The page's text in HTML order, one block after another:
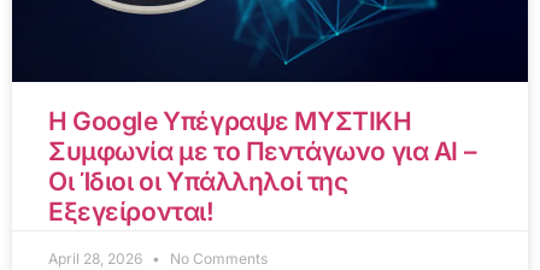
Η Google Υπέγραψε ΜΥΣΤΙΚΗ
Συμφωνία με το Πεντάγωνο για AI –
Οι Ίδιοι οι Υπάλληλοί της
Εξεγείρονται!
April 28, 2026 No Comments